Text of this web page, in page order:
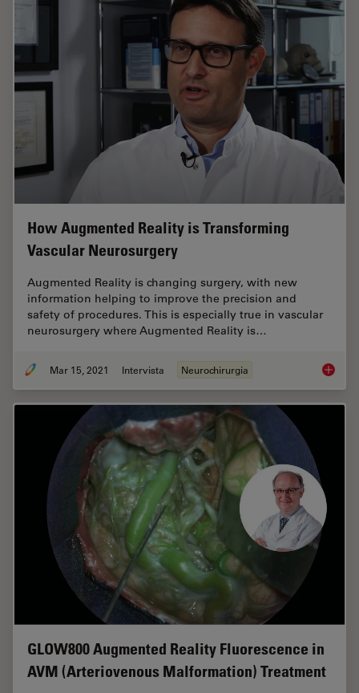
How Augmented Reality is Transforming
Vascular Neurosurgery
Augmented Reality is changing surgery, with new
information helping to improve the precision and
safety of procedures. This is especially true in vascular
neurosurgery where Augmented Reality is…
Mar 15, 2021 Intervista Neurochirurgia How
GLOW800 Augmented Reality Fluorescence in
AVM (Arteriovenous Malformation) Treatment